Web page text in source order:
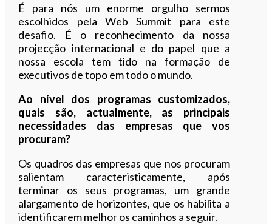
É para nós um enorme orgulho sermos
escolhidos pela Web Summit para este
desafio. É o reconhecimento da nossa
projecção internacional e do papel que a
nossa escola tem tido na formação de
executivos de topo em todo o mundo.
Ao nível dos programas customizados,
quais são, actualmente, as principais
necessidades das empresas que vos
procuram?
Os quadros das empresas que nos procuram
salientam caracteristicamente, após
terminar os seus programas, um grande
alargamento de horizontes, que os habilita a
identificarem melhor os caminhos a seguir.